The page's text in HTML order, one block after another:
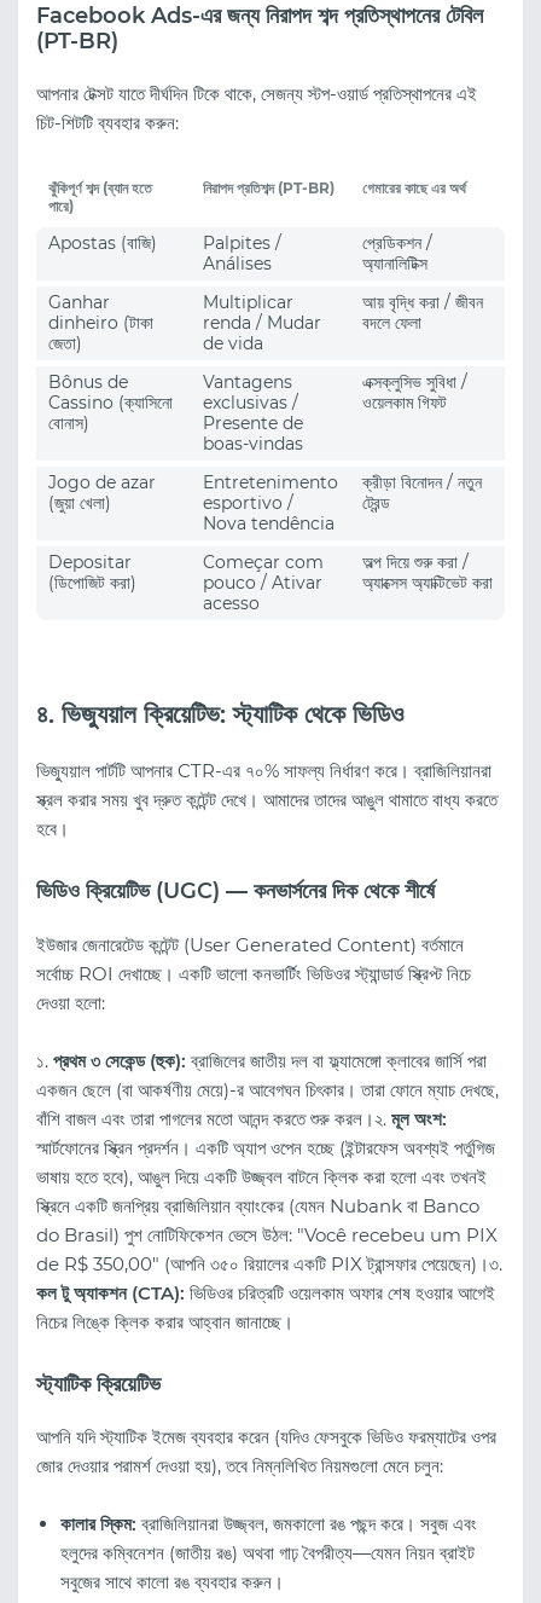
Facebook Ads-এর জন্য নিরাপদ শব্দ প্রতিস্থাপনের টেবিল
(PT-BR)
আপনার টেক্সট যাতে দীর্ঘদিন টিকে থাকে, সেজন্য স্টপ-ওয়ার্ড প্রতিস্থাপনের এই
চিট-শিটটি ব্যবহার করুন:
ঝুঁকিপূর্ণ শব্দ (ব্যান হতে
পারে)
নিরাপদ প্রতিশব্দ (PT-BR) গেমারের কাছে এর অর্থ
Apostas (বাজি)
Palpites /
Análises
প্রেডিকশন /
অ্যানালিটিক্স
Ganhar
dinheiro (টাকা
জেতা)
Multiplicar
renda / Mudar
de vida
আয় বৃদ্ধি করা / জীবন
বদলে ফেলা
Bônus de
Cassino (ক্যাসিনো
বোনাস)
Vantagens
exclusivas /
Presente de
boas-vindas
এক্সক্লুসিভ সুবিধা /
ওয়েলকাম গিফট
Jogo de azar
(জুয়া খেলা)
Entretenimento
esportivo /
Nova tendência
ক্রীড়া বিনোদন / নতুন
ট্রেন্ড
Depositar
(ডিপোজিট করা)
Começar com
pouco / Ativar
acesso
অল্প দিয়ে শুরু করা /
অ্যাক্সেস অ্যাক্টিভেট করা
৪. ভিজ্যুয়াল ক্রিয়েটিভ: স্ট্যাটিক থেকে ভিডিও
ভিজ্যুয়াল পার্টটি আপনার CTR-এর ৭০% সাফল্য নির্ধারণ করে। ব্রাজিলিয়ানরা
স্ক্রল করার সময় খুব দ্রুত কন্টেন্ট দেখে। আমাদের তাদের আঙুল থামাতে বাধ্য করতে
হবে।
ভিডিও ক্রিয়েটিভ (UGC) — কনভার্সনের দিক থেকে শীর্ষে
ইউজার জেনারেটেড কন্টেন্ট (User Generated Content) বর্তমানে
সর্বোচ্চ ROI দেখাচ্ছে। একটি ভালো কনভার্টিং ভিডিওর স্ট্যান্ডার্ড স্ক্রিপ্ট নিচে
দেওয়া হলো:
১. প্রথম ৩ সেকেন্ড (হুক): ব্রাজিলের জাতীয় দল বা ফ্ল্যামেঙ্গো ক্লাবের জার্সি পরা
একজন ছেলে (বা আকর্ষণীয় মেয়ে)-র আবেগঘন চিৎকার। তারা ফোনে ম্যাচ দেখছে,
বাঁশি বাজল এবং তারা পাগলের মতো আনন্দ করতে শুরু করল।২. মূল অংশ:
স্মার্টফোনের স্ক্রিন প্রদর্শন। একটি অ্যাপ ওপেন হচ্ছে (ইন্টারফেস অবশ্যই পর্তুগিজ
ভাষায় হতে হবে), আঙুল দিয়ে একটি উজ্জ্বল বাটনে ক্লিক করা হলো এবং তখনই
স্ক্রিনে একটি জনপ্রিয় ব্রাজিলিয়ান ব্যাংকের (যেমন Nubank বা Banco
do Brasil) পুশ নোটিফিকেশন ভেসে উঠল: "Você recebeu um PIX
de R$ 350,00" (আপনি ৩৫০ রিয়ালের একটি PIX ট্রান্সফার পেয়েছেন)।৩.
কল টু অ্যাকশন (CTA): ভিডিওর চরিত্রটি ওয়েলকাম অফার শেষ হওয়ার আগেই
নিচের লিঙ্কে ক্লিক করার আহ্বান জানাচ্ছে।
স্ট্যাটিক ক্রিয়েটিভ
আপনি যদি স্ট্যাটিক ইমেজ ব্যবহার করেন (যদিও ফেসবুকে ভিডিও ফরম্যাটের ওপর
জোর দেওয়ার পরামর্শ দেওয়া হয়), তবে নিম্নলিখিত নিয়মগুলো মেনে চলুন:
কালার স্কিম: ব্রাজিলিয়ানরা উজ্জ্বল, জমকালো রঙ পছন্দ করে। সবুজ এবং
হলুদের কম্বিনেশন (জাতীয় রঙ) অথবা গাঢ় বৈপরীত্য—যেমন নিয়ন ব্রাইট
সবুজের সাথে কালো রঙ ব্যবহার করুন।